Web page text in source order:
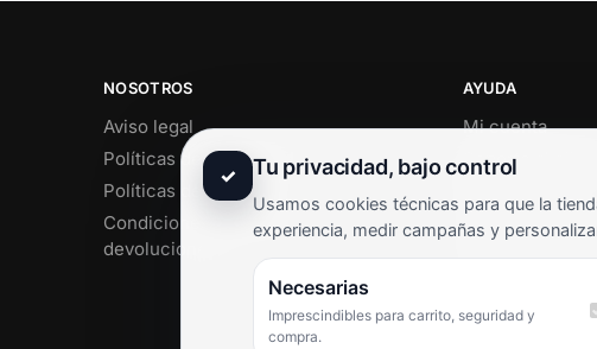
NOSOTROS
Aviso legal
Políticas de privacidad
Políticas de cookies
Condiciones de envío y
devoluciones
AYUDA
Mi cuenta
Soporte al
Términos y
Preguntas
✓ Tu privacidad, bajo control
Usamos cookies técnicas para que la
experiencia, medir campañas y
Necesarias
Imprescindibles para carrito, seguridad y
compra.